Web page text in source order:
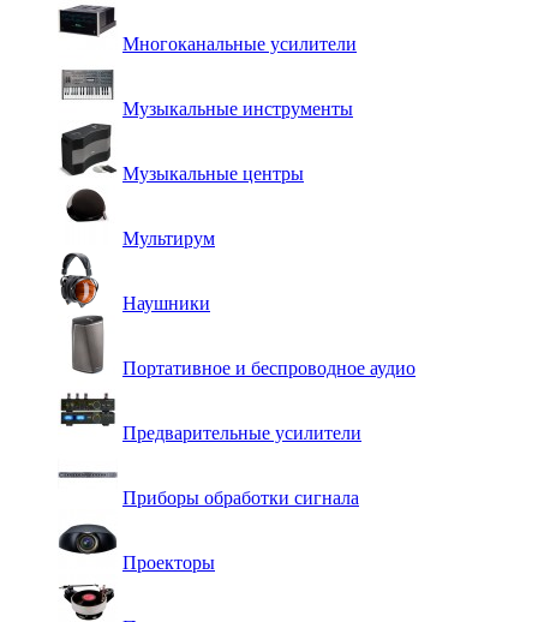
Многоканальные усилители
Музыкальные инструменты
Музыкальные центры
Мультирум
Наушники
Портативное и беспроводное аудио
Предварительные усилители
Приборы обработки сигнала
Проекторы